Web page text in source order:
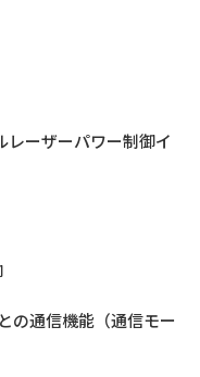
ーザーパワー制御イ
の通信機能（通信モー